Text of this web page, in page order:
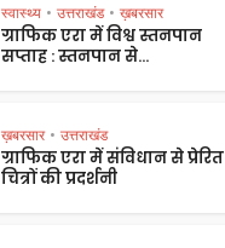
स्वास्थ्य • उत्तराखंड • ख़बरसार
ग्राफिक एरा में विश्व स्तनपान
सप्ताह : स्तनपान से...
ख़बरसार • उत्तराखंड
ग्राफिक एरा में संविधान से प्रेरित
चित्रों की प्रदर्शनी